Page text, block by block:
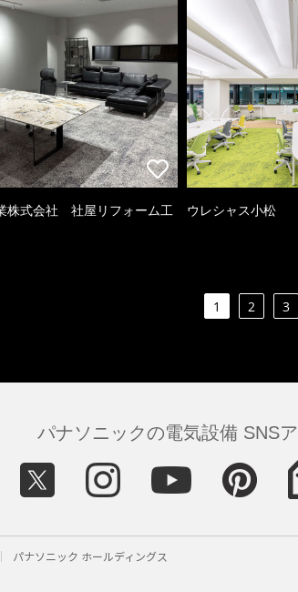
株式会社 社屋リフォーム工 ウレシャス小松
1 2 3
パナソニックの電気設備 SNS
パナソニック ホールディングス